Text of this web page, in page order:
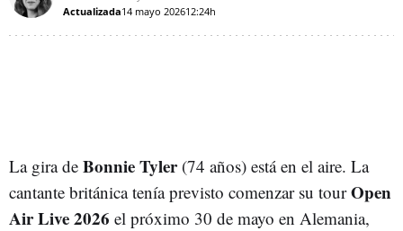
Actualizada14 mayo 202612:24h
La gira de Bonnie Tyler (74 años) está en el aire. La
cantante británica tenía previsto comenzar su tourOpen
Air Live 2026 el próximo 30 de mayo en Alemania,